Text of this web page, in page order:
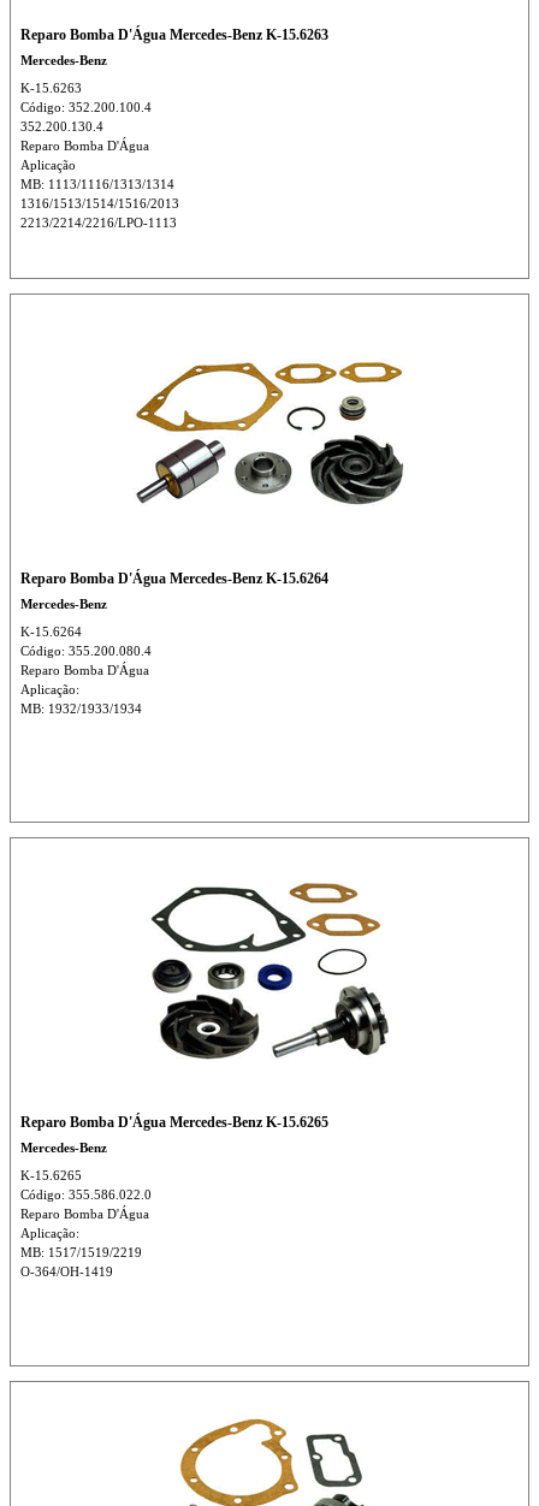
Reparo Bomba D'Água Mercedes-Benz K-15.6263
Mercedes-Benz
K-15.6263
Código: 352.200.100.4
352.200.130.4
Reparo Bomba D'Água
Aplicação
MB: 1113/1116/1313/1314
1316/1513/1514/1516/2013
2213/2214/2216/LPO-1113
Reparo Bomba D'Água Mercedes-Benz K-15.6264
Mercedes-Benz
K-15.6264
Código: 355.200.080.4
Reparo Bomba D'Água
Aplicação:
MB: 1932/1933/1934
Reparo Bomba D'Água Mercedes-Benz K-15.6265
Mercedes-Benz
K-15.6265
Código: 355.586.022.0
Reparo Bomba D'Água
Aplicação:
MB: 1517/1519/2219
O-364/OH-1419